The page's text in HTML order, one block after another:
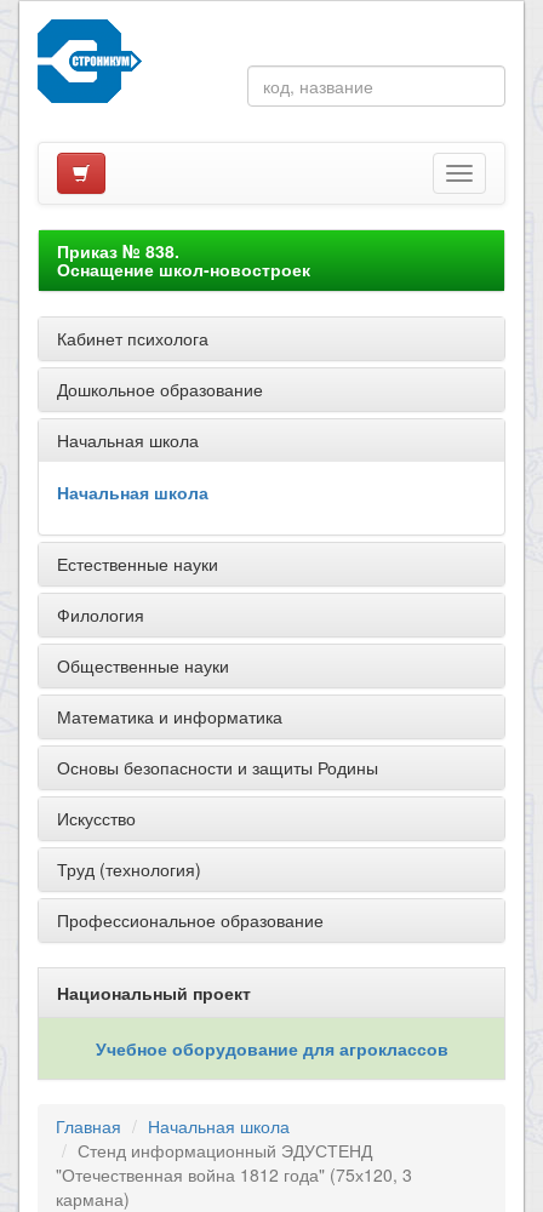
Приказ № 838.
Оснащение школ-новостроек
Кабинет психолога
Дошкольное образование
Начальная школа
Начальная школа
Естественные науки
Филология
Общественные науки
Математика и информатика
Основы безопасности и защиты Родины
Искусство
Труд (технология)
Профессиональное образование
Национальный проект
Учебное оборудование для агроклассов
Главная
Начальная школа
Стенд информационный ЭДУСТЕНД
"Отечественная война 1812 года" (75х120, 3
кармана)